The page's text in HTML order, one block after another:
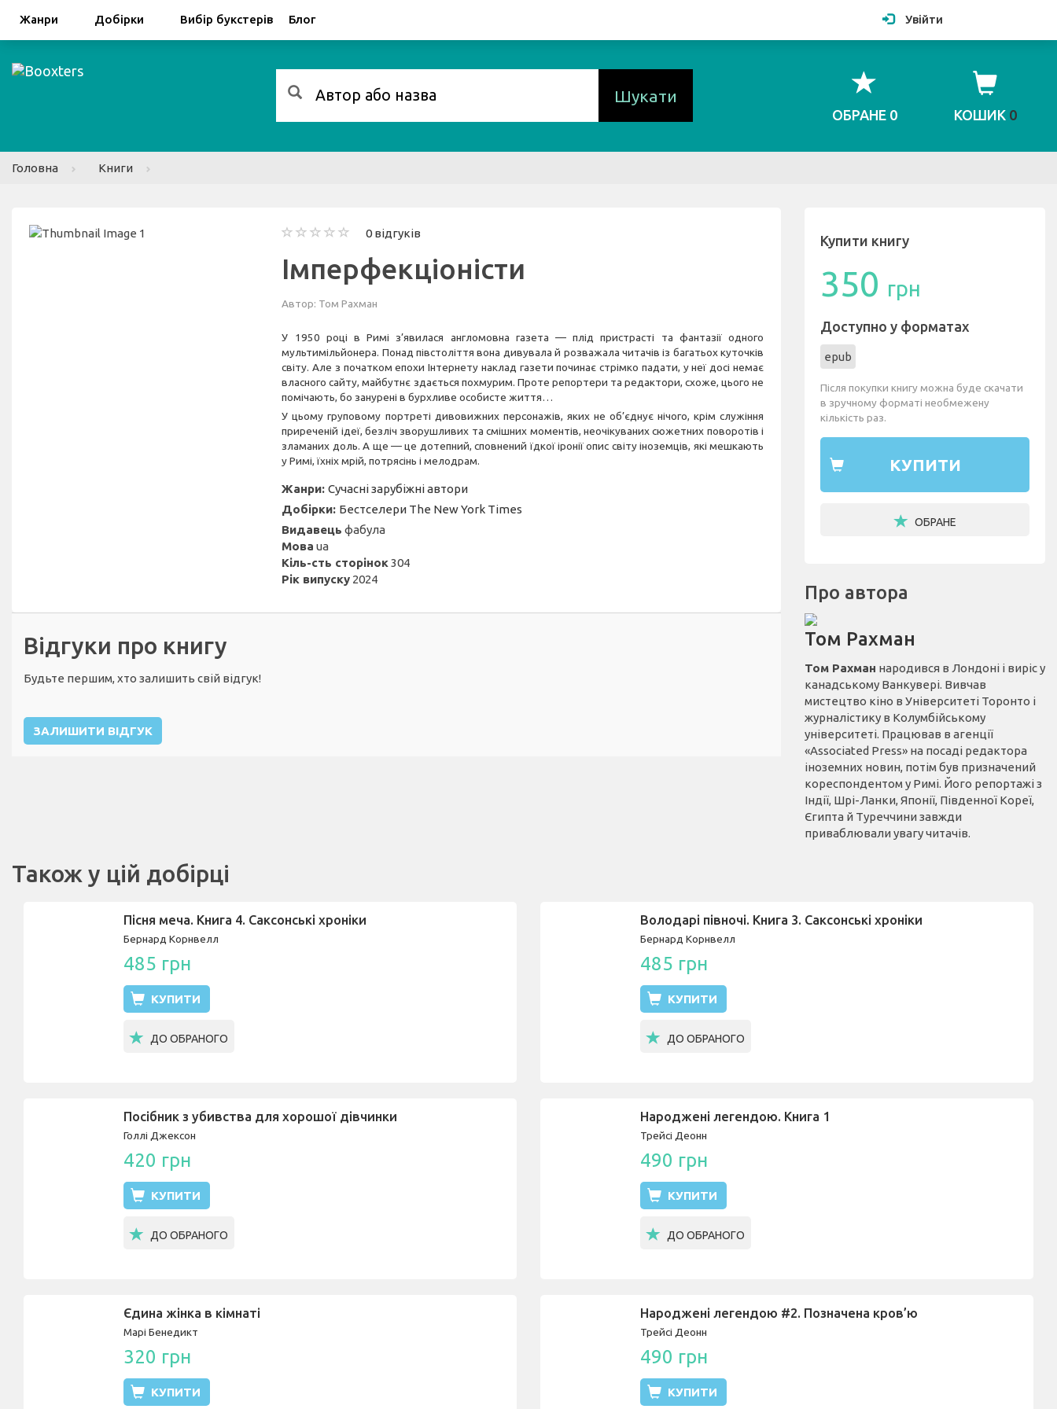
Жанри Добірки Вибір букстерів Блог
FacebookGoogle Увійти
Шукати
ОБРАНЕ 0 КОШИК 0
Головна Книги
0 відгуків
Імперфекціоністи
Автор: Том Рахман
У 1950 році в Римі з’явилася англомовна газета — плід пристрасті та фантазії одного
мультимільйонера. Понад півстоліття вона дивувала й розважала читачів із багатьох куточків
світу. Але з початком епохи Інтернету наклад газети починає стрімко падати, у неї досі немає
власного сайту, майбутнє здається похмурим. Проте репортери та редактори, схоже, цього не
помічають, бо занурені в бурхливе особисте життя…
У цьому груповому портреті дивовижних персонажів, яких не об’єднує нічого, крім служіння
приреченій ідеї, безліч зворушливих та смішних моментів, неочікуваних сюжетних поворотів і
зламаних доль. А ще — це дотепний, сповнений їдкої іронії опис світу іноземців, які мешкають
у Римі, їхніх мрій, потрясінь і мелодрам.
Жанри:Сучасні зарубіжні автори
Добірки: Бестселери The New York Times
Видавець фабула
Мова ua
Кіль-сть сторінок304
Рік випуску 2024
Відгуки про книгу
Будьте першим, хто залишить свій відгук!
ЗАЛИШИТИ ВІДГУК
Купити книгу
350 грн
Доступно у форматах
epub
Після покупки книгу можна буде скачати
в зручному форматі необмежену
кількість раз.
КУПИТИ
ОБРАНЕ
Про автора
Том Рахман
Том Рахман народився в Лондоні і виріс у
канадському Ванкувері. Вивчав
мистецтво кіно в Університеті Торонто і
журналістику в Колумбійському
університеті. Працював в агенції
«Associated Press» на посаді редактора
іноземних новин, потім був призначений
кореспондентом у Римі. Його репортажі з
Індії, Шрі-Ланки, Японії, Південної Кореї,
Єгипта й Туреччини завжди
приваблювали увагу читачів.
Також у цій добірці
Пісня меча. Книга 4. Саксонські хроніки
Бернард Корнвелл
485 грн
КУПИТИ
ДО ОБРАНОГО
Володарі півночі. Книга 3. Саксонські хроніки
Бернард Корнвелл
485 грн
КУПИТИ
ДО ОБРАНОГО
Посібник з убивства для хорошої дівчинки
Голлі Джексон
420 грн
КУПИТИ
ДО ОБРАНОГО
Народжені легендою. Книга 1
Трейсі Деонн
490 грн
КУПИТИ
ДО ОБРАНОГО
Єдина жінка в кімнаті
Марі Бенедикт
320 грн
КУПИТИ
Народжені легендою #2. Позначена кров’ю
Трейсі Деонн
490 грн
КУПИТИ